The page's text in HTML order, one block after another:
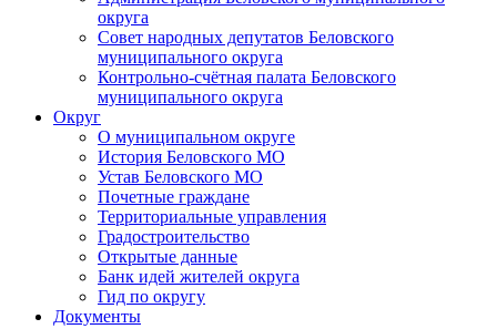
округа
Совет народных депутатов Беловского
муниципального округа
Контрольно-счётная палата Беловского
муниципального округа
Округ
О муниципальном округе
История Беловского МО
Устав Беловского МО
Почетные граждане
Территориальные управления
Градостроительство
Открытые данные
Банк идей жителей округа
Гид по округу
Документы